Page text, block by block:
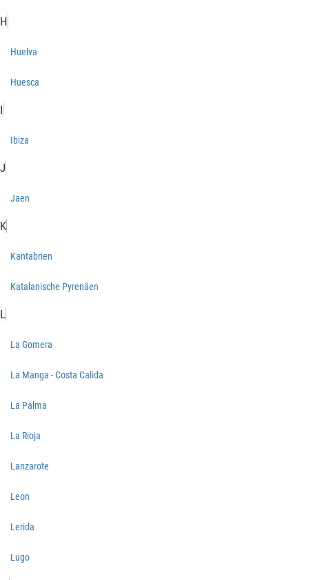
H
Huelva
Huesca
I
Ibiza
J
Jaen
K
Kantabrien
Katalanische Pyrenäen
L
La Gomera
La Manga - Costa Calida
La Palma
La Rioja
Lanzarote
Leon
Lerida
Lugo